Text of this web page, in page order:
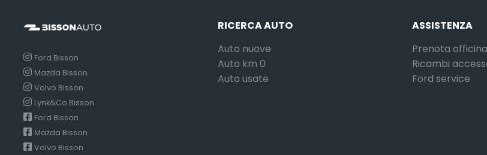
Ford Bisson
Mazda Bisson
Volvo Bisson
Lynk&Co Bisson
Ford Bisson
Mazda Bisson
Volvo Bisson
RICERCA AUTO
Auto nuove
Auto km 0
Auto usate
ASSISTENZA
Prenota officina
Ricambi
Ford service